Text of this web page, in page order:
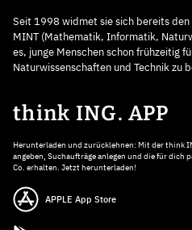
Seit 1998 widmet sie sich bereits den
MINT (Mathematik, Informatik,
es, junge Menschen schon frühzeitig
Naturwissenschaften und Technik zu
think ING. APP
Herunterladen und zurücklehnen: Mit der think
angeben, Suchaufträge anlegen und die für dich
Co. erhalten. Jetzt herunterladen!
APPLE App Store